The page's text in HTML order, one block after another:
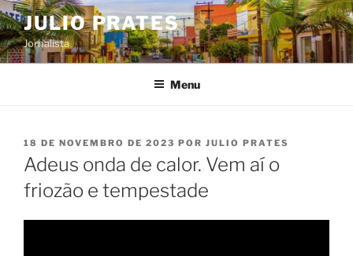
Pular
para
o
conteúdo
JULIO PRATES
Jornalista
Menu
PUBLICADO
EM
18 DE NOVEMBRO DE 2023 POR JULIO PRATES
Adeus onda de calor. Vem aí o
friozão e tempestade